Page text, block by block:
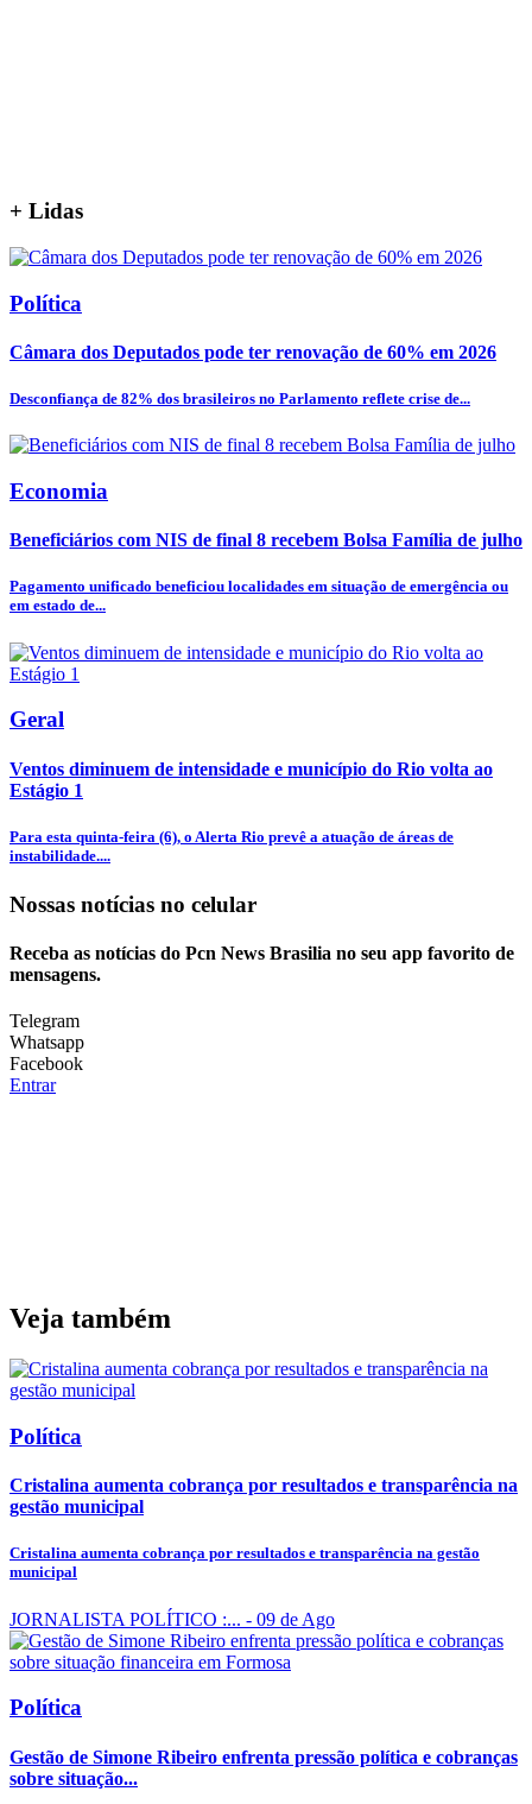
+ Lidas
Política
Câmara dos Deputados pode ter renovação de 60% em 2026
Desconfiança de 82% dos brasileiros no Parlamento reflete crise de...
Economia
Beneficiários com NIS de final 8 recebem Bolsa Família de julho
Pagamento unificado beneficiou localidades em situação de emergência ou
em estado de...
Geral
Ventos diminuem de intensidade e município do Rio volta ao
Estágio 1
Para esta quinta-feira (6), o Alerta Rio prevê a atuação de áreas de
instabilidade....
Nossas notícias no celular
Receba as notícias do Pcn News Brasilia no seu app favorito de
mensagens.
Telegram
Whatsapp
Facebook
Entrar
Veja também
Política
Cristalina aumenta cobrança por resultados e transparência na
gestão municipal
Cristalina aumenta cobrança por resultados e transparência na gestão
municipal
JORNALISTA POLÍTICO :... - 09 de Ago
Política
Gestão de Simone Ribeiro enfrenta pressão política e cobranças
sobre situação...